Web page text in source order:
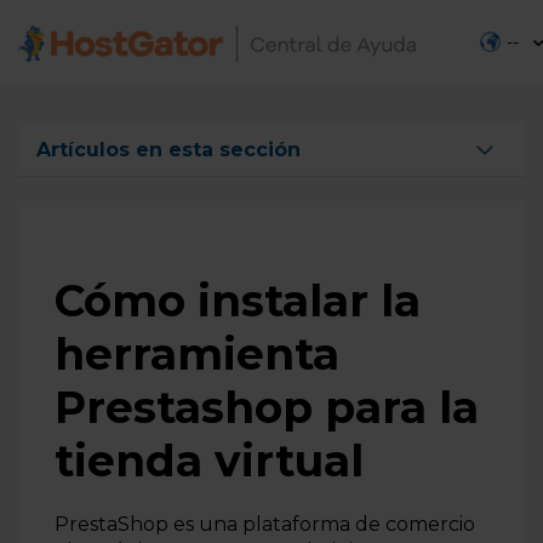
--
Artículos en esta sección
Cómo instalar Mautic
Cómo instalar Laravel
Cómo limpiar el caché del navegador
Cómo configurar el PHPMailer
Guía de Optimización
Cómo instalar la
herramienta
Prestashop para la
tienda virtual
PrestaShop es una plataforma de comercio